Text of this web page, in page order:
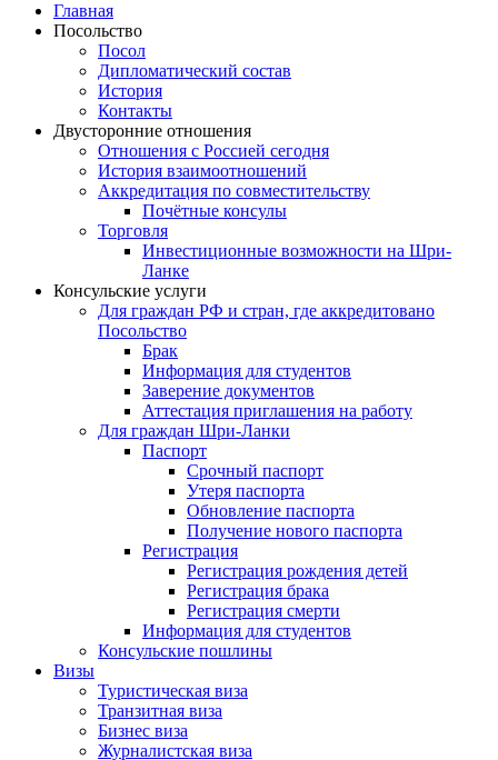
Главная
Посольство
Посол
Дипломатический состав
История
Контакты
Двусторонние отношения
Отношения с Россией сегодня
История взаимоотношений
Аккредитация по совместительству
Почётные консулы
Торговля
Инвестиционные возможности на Шри-
Ланке
Консульские услуги
Для граждан РФ и стран, где аккредитовано
Посольство
Брак
Информация для студентов
Заверение документов
Аттестация приглашения на работу
Для граждан Шри-Ланки
Паспорт
Срочный паспорт
Утеря паспорта
Обновление паспорта
Получение нового паспорта
Регистрация
Регистрация рождения детей
Регистрация брака
Регистрация смерти
Информация для студентов
Консульские пошлины
Визы
Туристическая виза
Транзитная виза
Бизнес виза
Журналистская виза